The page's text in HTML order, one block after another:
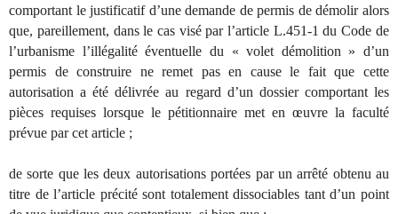
comportant le justificatif d’une demande de permis de démolir alors
que, pareillement, dans le cas visé par l’article L.451-1 du Code de
l’urbanisme l’illégalité éventuelle du « volet démolition » d’un
permis de construire ne remet pas en cause le fait que cette
autorisation a été délivrée au regard d’un dossier comportant les
pièces requises lorsque le pétitionnaire met en œuvre la faculté
prévue par cet article ;
de sorte que les deux autorisations portées par un arrêté obtenu au
titre de l’article précité sont totalement dissociables tant d’un point